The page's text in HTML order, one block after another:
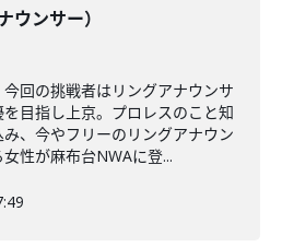
ウンサー）
回の挑戦者はリングアナウンサ
目指し上京。プロレスのこと知
、今やフリーのリングアナウン
性が麻布台NWAに登...